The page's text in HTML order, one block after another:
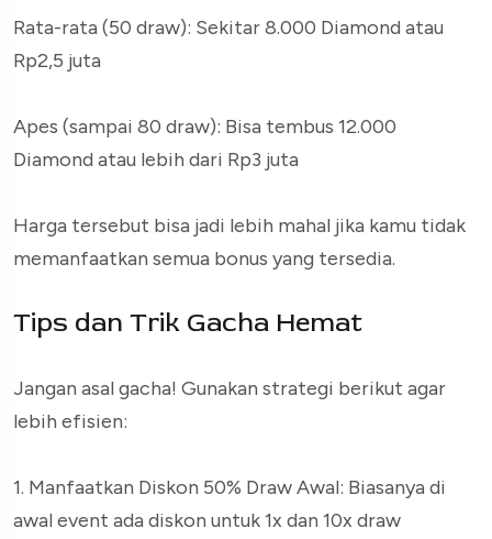
Rata-rata (50 draw): Sekitar 8.000 Diamond atau
Rp2,5 juta
Apes (sampai 80 draw): Bisa tembus 12.000
Diamond atau lebih dari Rp3 juta
Harga tersebut bisa jadi lebih mahal jika kamu tidak
memanfaatkan semua bonus yang tersedia.
Tips dan Trik Gacha Hemat
Jangan asal gacha! Gunakan strategi berikut agar
lebih efisien:
1. Manfaatkan Diskon 50% Draw Awal: Biasanya di
awal event ada diskon untuk 1x dan 10x draw